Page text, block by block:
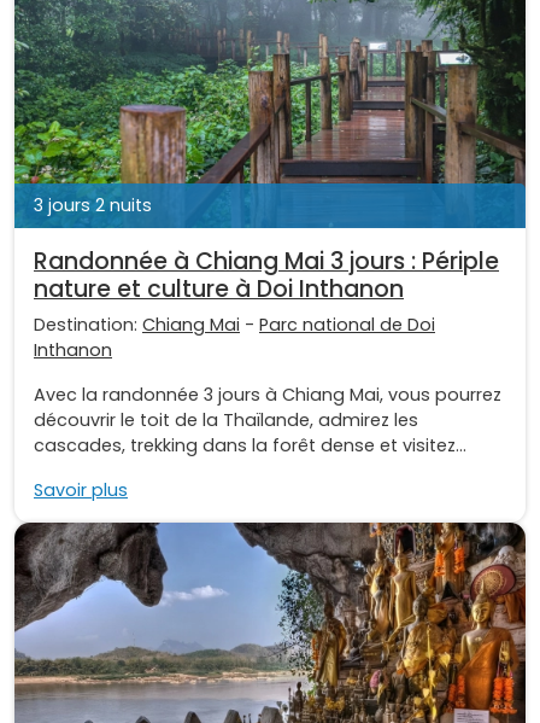
3 jours 2 nuits
Randonnée à Chiang Mai 3 jours : Périple
nature et culture à Doi Inthanon
Destination: Chiang Mai - Parc national de Doi
Inthanon
Avec la randonnée 3 jours à Chiang Mai, vous pourrez
découvrir le toit de la Thaïlande, admirez les
cascades, trekking dans la forêt dense et visitez...
Savoir plus